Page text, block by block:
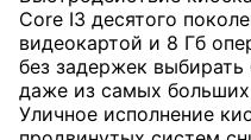
Core I3 десятого
видеокартой и 8 Гб
без задержек
даже из самых больших
Уличное исполнение